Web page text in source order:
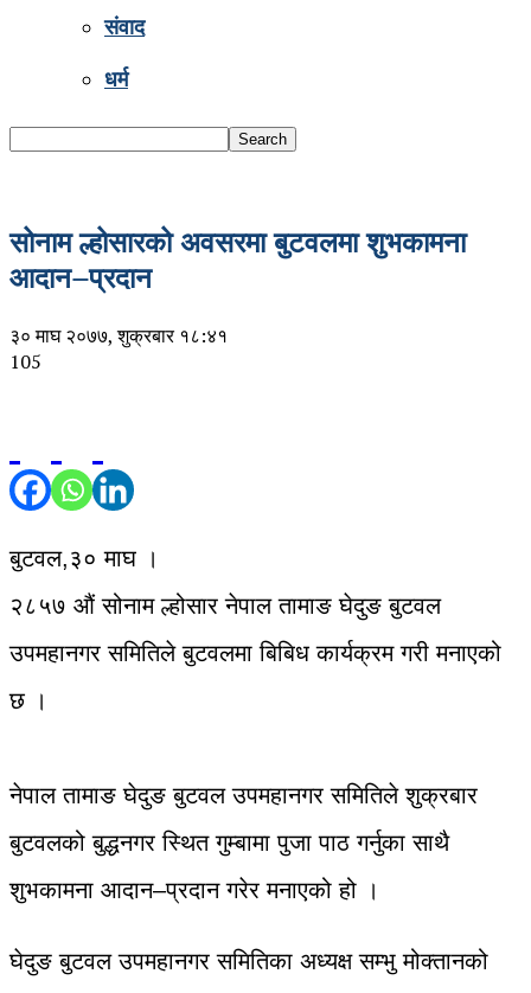
संवाद
धर्म
सोनाम ल्होसारको अवसरमा बुटवलमा शुभकामना
आदान–प्रदान
३० माघ २०७७, शुक्रबार १८:४१
105
बुटवल,३० माघ ।
२८५७ औं सोनाम ल्होसार नेपाल तामाङ घेदुङ बुटवल
उपमहानगर समितिले बुटवलमा बिबिध कार्यक्रम गरी मनाएको
छ ।
नेपाल तामाङ घेदुङ बुटवल उपमहानगर समितिले शुक्रबार
बुटवलको बुद्धनगर स्थित गुम्बामा पुजा पाठ गर्नुका साथै
शुभकामना आदान–प्रदान गरेर मनाएको हो ।
घेदुङ बुटवल उपमहानगर समितिका अध्यक्ष सम्भु मोक्तानको